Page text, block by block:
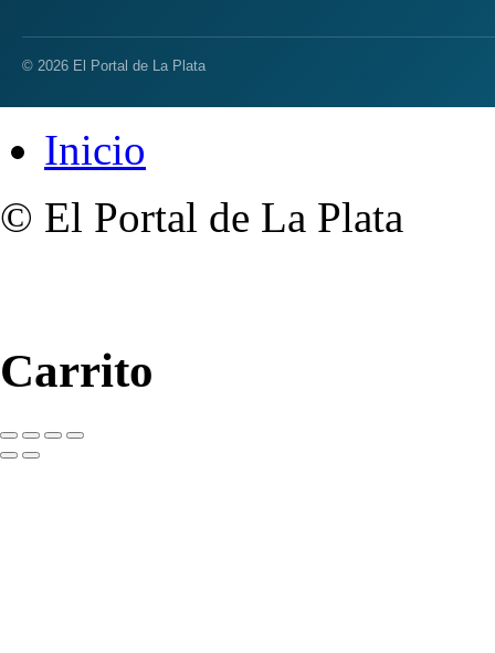
© 2026 El Portal de La Plata
Inicio
© El Portal de La Plata
Carrito